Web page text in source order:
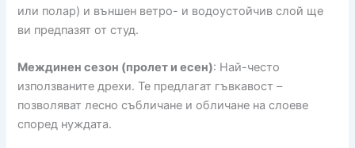
или полар) и външен ветро- и водоустойчив слой ще
ви предпазят от студ.
Междинен сезон (пролет и есен): Най-често
използваните дрехи. Те предлагат гъвкавост –
позволяват лесно събличане и обличане на слоеве
според нуждата.